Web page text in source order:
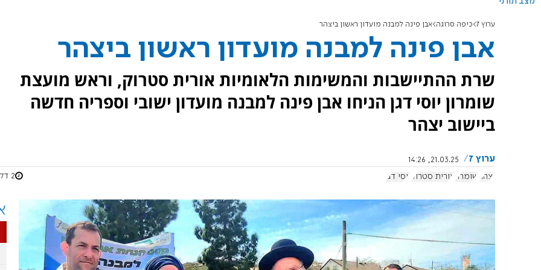
ערוץ 7 כיפה סרוגה אבן פינה למבנה מועדון ראשון ביצהר
אבן פינה למבנה מועדון ראשון ביצהר
שרת ההתיישבות והמשימות הלאומיות אורית סטרוק, וראש מועצת
שומרון יוסי דגן הניחו אבן פינה למבנה מועדון ישובי וספריה חדשה
ביישוב יצהר
ערוץ 7
21.03.25, 14:26
יצהר
שומרון אורית סטרוק יוסי דגן 2 דקות